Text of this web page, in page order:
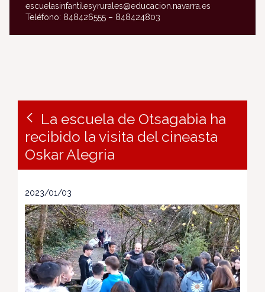
escuelasinfantilesyrurales@educacion.navarra.es
Teléfono: 848426555 – 848424803
La escuela de Otsagabia ha
recibido la visita del cineasta
Oskar Alegria
2023/01/03